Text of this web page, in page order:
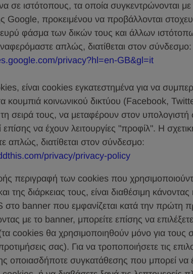
σε ιστότοπους, τα οποία συγκεντρώνονται
Google, προκειμένου να προβάλλονται
φάσμα των δικών τους και άλλων
απλώς, διατίθεται στον σύνδεσμο:
privacy?hl=en-GB&gl=it
είναι cookies εγκατεστημένα για να
κουμπιά κοινωνικού δικτύου (Facebook,
σειρά τους, να μεταφέρουν στον
επίσης να έχουν λειτουργίες "προφίλ". Η
απλώς, διατίθεται στον σύνδεσμο:
privacy/privacy-policy
περιγραφή των cookies που
της διάρκειας τους, είναι διαθέσιμη
banner που εμφανίζεται κατά την πρώτη
με το banner, μπορείτε επίσης να
cookies θα χρησιμοποιηθούν μόνο για τους
σας). Για να τροποποιήσετε τις
οποιασδήποτε συγκατάθεσης που μπορεί να